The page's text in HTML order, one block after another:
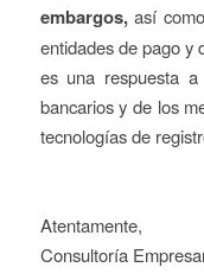
embargos,así
entidades de pago y
es una respuesta
bancarios y de los
tecnologías de
Atentamente,
Consultoría